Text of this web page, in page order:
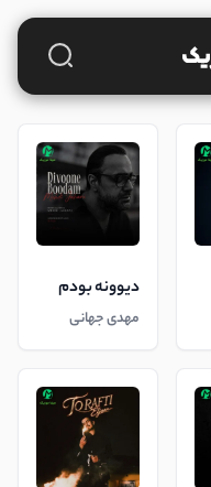
دیوونه بودم
مهدی جهانی